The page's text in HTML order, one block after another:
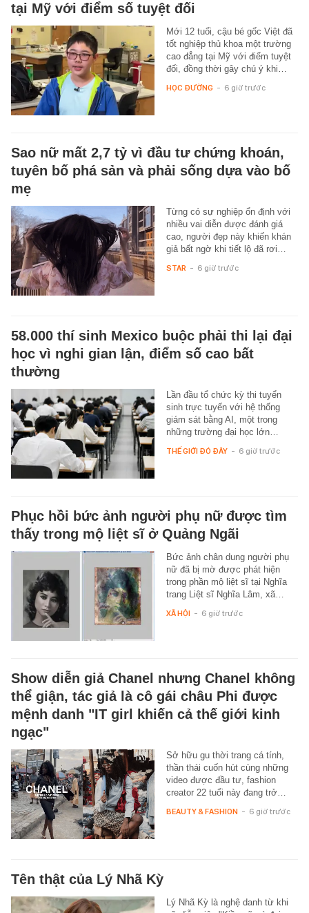
tại Mỹ với điểm số tuyệt đối
Mới 12 tuổi, cậu bé gốc Việt đã
tốt nghiệp thủ khoa một trường
cao đẳng tại Mỹ với điểm tuyệt
đối, đồng thời gây chú ý khi…
HỌC ĐƯỜNG - 6 giờ trước
Sao nữ mất 2,7 tỷ vì đầu tư chứng khoán,
tuyên bố phá sản và phải sống dựa vào bố
mẹ
Từng có sự nghiệp ổn định với
nhiều vai diễn được đánh giá
cao, người đẹp này khiến khán
giả bất ngờ khi tiết lộ đã rơi…
STAR - 6 giờ trước
58.000 thí sinh Mexico buộc phải thi lại đại
học vì nghi gian lận, điểm số cao bất
thường
Lần đầu tổ chức kỳ thi tuyển
sinh trực tuyến với hệ thống
giám sát bằng AI, một trong
những trường đại học lớn…
THẾ GIỚI ĐÓ ĐÂY - 6 giờ trước
Phục hồi bức ảnh người phụ nữ được tìm
thấy trong mộ liệt sĩ ở Quảng Ngãi
Bức ảnh chân dung người phụ
nữ đã bị mờ được phát hiện
trong phần mộ liệt sĩ tại Nghĩa
trang Liệt sĩ Nghĩa Lâm, xã…
XÃ HỘI - 6 giờ trước
Show diễn giả Chanel nhưng Chanel không
thể giận, tác giả là cô gái châu Phi được
mệnh danh "IT girl khiến cả thế giới kinh
ngạc"
Sở hữu gu thời trang cá tính,
thần thái cuốn hút cùng những
video được đầu tư, fashion
creator 22 tuổi này đang trở…
BEAUTY & FASHION - 6 giờ trước
Tên thật của Lý Nhã Kỳ
Lý Nhã Kỳ là nghệ danh từ khi